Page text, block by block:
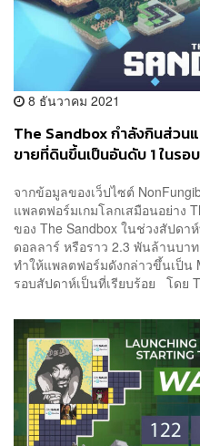
8 ธันวาคม 2021
The Sandbox กำลังกินส่วน
ขายที่ดินขึ้นเป็นอันดับ 1 ในร
จากข้อมูลของเว็ปไซต์
แพลตฟอร์มเกมโลกเสมือนอย่าง
ของ The Sandbox ในช่วงสัปด
ดอลลาร์ หรือราว 2.3 พันล้านบ
ทำให้แพลตฟอร์มดังกล่าวขึ้นเป็น
รอบสัปดาห์เป็นที่เรียบร้อย โดย